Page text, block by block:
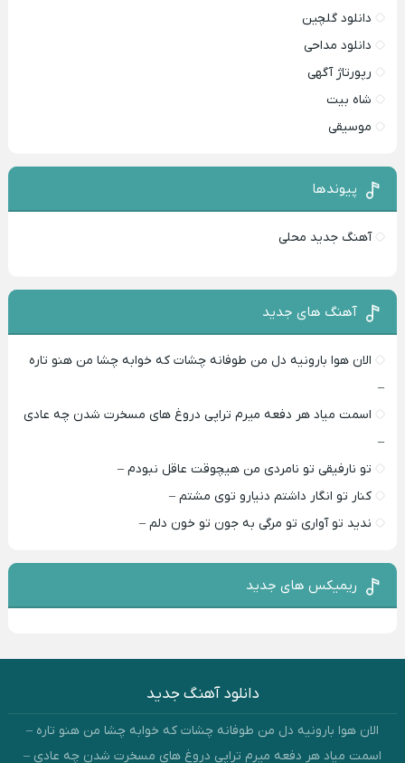
دانلود گلچین
دانلود مداحی
رپورتاژ آگهی
شاه بیت
موسیقی
پیوندها
آهنگ جدید محلی
آهنگ های جدید
الان هوا بارونیه دل من طوفانه چشات که خوابه چشا من هنو تاره
–
اسمت میاد هر دفعه میرم تراپی دروغ‌ های مسخرت شدن چه عادی
–
تو نارفیقی تو نامردی من هیچوقت عاقل نبودم –
کنار تو انگار داشتم دنیارو توی مشتم –
ندید تو آواری تو مرگی به جون تو خون دلم –
ریمیکس های جدید
دانلود آهنگ جدید
الان هوا بارونیه دل من طوفانه چشات که خوابه چشا من هنو تاره –
اسمت میاد هر دفعه میرم تراپی دروغ‌ های مسخرت شدن چه عادی –